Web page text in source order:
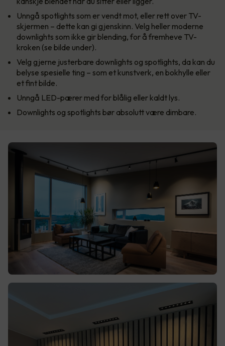
Unngå spotlights som er vendt mot, eller rett over TV-
skjermen – dette kan gi gjenskinn. Velg heller moderne
downlights som ikke gir blending, for å fremheve TV-
kroken (se bilde under).
Velg gjerne justerbare downlights og spotlights, da kan du
belyse spesielle ting – som et kunstverk, en bokhylle eller
et fint bilde.
Unngå LED-pærer med for blålig eller kaldt lys.
Downlights og spotlights bør absolutt være dimbare.